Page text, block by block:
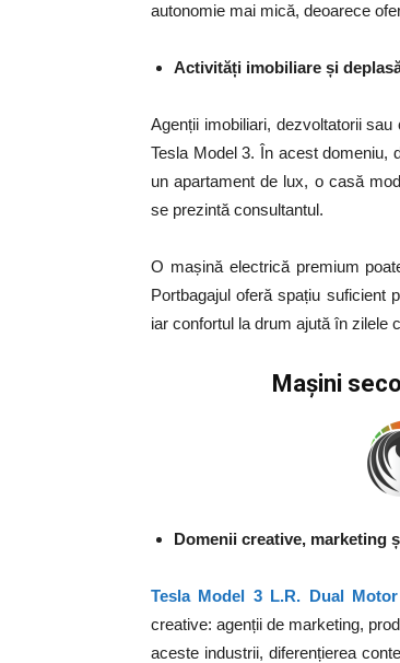
autonomie mai mică, deoarece
Activități imobiliare și
Agenții imobiliari, dezvoltatorii
Tesla Model 3. În acest domeniu,
un apartament de lux, o casă
se prezintă consultantul.
O mașină electrică premium
Portbagajul oferă spațiu suficient
iar confortul la drum ajută în zilele
Mașini
Domenii creative, marketing
Tesla Model 3 L.R. Dual Motor
creative: agenții de marketing,
aceste industrii, diferențierea